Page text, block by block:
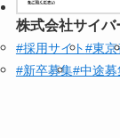
株式会社サイバ
#採用サイト#東京
#新卒募集#中途募